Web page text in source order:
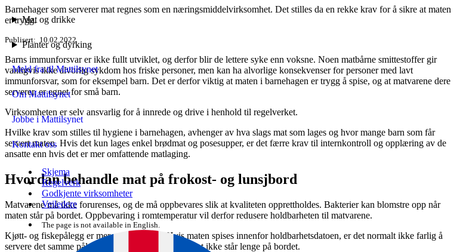
Mat og drikke
Planter og dyrking
Meld fra til Mattilsynet
Om Mattilsynet
Jobbe i Mattilsynet
Kontakt oss
Skjema
Regelverk
Godkjente virksomheter
Veiledere
The page is not available in English.
Barnehager som serverer mat regnes som en næringsmiddelvirksomhet. Det stilles da en rekke krav for å sikre at maten
er trygg.
Publisert 10.02.2022
Barns immunforsvar er ikke fullt utviklet, og derfor blir de lettere syke enn voksne. Noen matbårne smittestoffer gir
vanligvis ikke alvorlig sykdom hos friske personer, men kan ha alvorlige konsekvenser for personer med lavt
immunforsvar, som for eksempel barn. Det er derfor viktig at maten i barnehagen er trygg å spise, og at matvarene dere
serverer, er egnet for små barn.
Virksomheten er selv ansvarlig for å innrede og drive i henhold til regelverket.
Hvilke krav som stilles til hygiene i barnehagen, avhenger av hva slags mat som lages og hvor mange barn som får
servert maten. Hvis det kun lages enkel brødmat og posesupper, er det færre krav til internkontroll og opplæring av de
ansatte enn hvis det er mer omfattende matlaging.
Hvordan behandle mat på frokost- og lunsjbord
Matvarene må ikke forurenses, og de må oppbevares slik at kvaliteten opprettholdes. Bakterier kan blomstre opp når
maten står på bordet. Oppbevaring i romtemperatur vil derfor redusere holdbarheten til matvarene.
Kjøtt- og fiskepålegg er mer utsatt enn ost. Hvis maten spises innenfor holdbarhetsdatoen, er det normalt ikke farlig å
servere det samme pålegget flere ganger, så lenge det ikke står lenge på bordet.